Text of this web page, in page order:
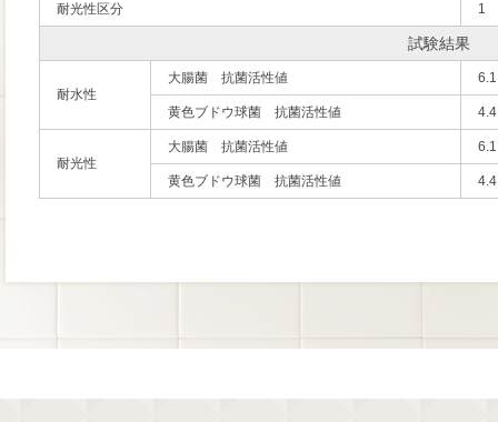
耐光性区分 1
試験結果
耐水性
大腸菌 抗菌活性値 6.1
黄色ブドウ球菌 抗菌活性値 4.4
耐光性
大腸菌 抗菌活性値 6.1
黄色ブドウ球菌 抗菌活性値 4.4